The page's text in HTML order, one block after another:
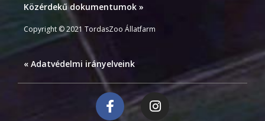
Közérdekű dokumentumok »
Copyright © 2021 TordasZoo Állatfarm
« Adatvédelmi irányelveink
F
a
I
n